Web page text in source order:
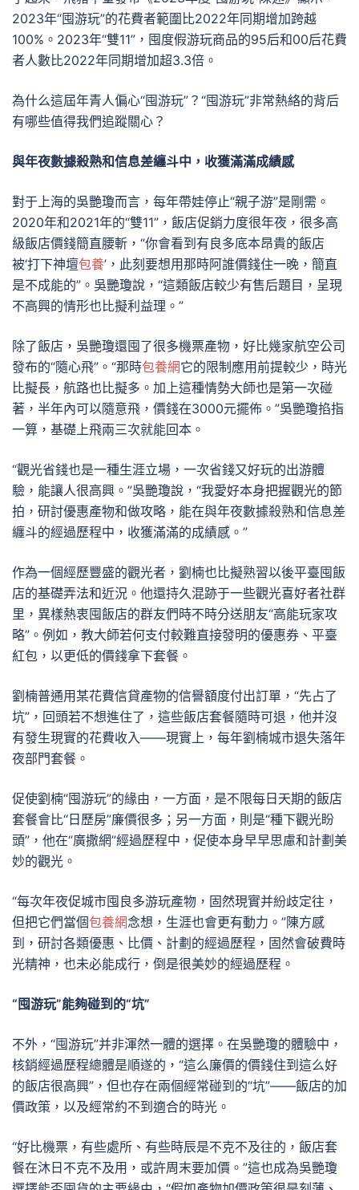
2023年“囤游玩”的花費者範圍比2022年同期增加跨越
100%。2023年“雙11”，囤度假游玩商品的95后和00后花費
者人數比2022年同期增加超3.3倍。
為什么這屆年青人偏心“囤游玩”？“囤游玩”非常熱絡的背后
有哪些值得我們追蹤關心？
與年夜數據殺熟和信息差纏斗中，收獲滿滿成績感
對于上海的吳艷瓊而言，每年帶娃停止“親子游”是剛需。
2020年和2021年的“雙11”，飯店促銷力度很年夜，很多高
級飯店價錢簡直腰斬，“你會看到有良多底本昂貴的飯店
被‘打下神壇包養’，此刻要想用那時阿誰價錢住一晚，簡直
是不成能的”。吳艷瓊說，“這類飯店較少有售后題目，呈現
不高興的情形也比擬利益理。”
除了飯店，吳艷瓊還囤了很多機票產物，好比幾家航空公司
發布的“隨心飛”。“那時包養網它的限制應用前提較少，時光
比擬長，航路也比擬多。加上這種情勢大師也是第一次碰
著，半年內可以隨意飛，價錢在3000元擺佈。”吳艷瓊掐指
一算，基礎上飛兩三次就能回本。
“觀光省錢也是一種生涯立場，一次省錢又好玩的出游體
驗，能讓人很高興。”吳艷瓊說，“我愛好本身把握觀光的節
拍，研討優惠產物和做攻略，能在與年夜數據殺熟和信息差
纏斗的經過歷程中，收獲滿滿的成績感。”
作為一個經歷豐盛的觀光者，劉楠也比擬熟習以後平臺囤飯
店的基礎弄法和近況。他還持久混跡于一些觀光喜好者社群
里，異樣熱衷囤飯店的群友們時不時分送朋友“高能玩家攻
略”。例如，教大師若何支付較難直接發明的優惠券、平臺
紅包，以更低的價錢拿下套餐。
劉楠普通用某花費信貸產物的信譽額度付出訂單，“先占了
坑”，回頭若不想進住了，這些飯店套餐隨時可退，他并沒
有發生現實的花費收入——現實上，每年劉楠城市退失落年
夜部門套餐。
促使劉楠“囤游玩”的緣由，一方面，是不限每日天期的飯店
套餐會比“日歷房”廉價很多；另一方面，則是“種下觀光盼
頭”，他在“廣撒網”經過歷程中，促使本身早早思慮和計劃美
妙的觀光。
“每次年夜促城市囤良多游玩產物，固然現實并紛歧定往，
但把它們當個包養網念想，生涯也會更有動力。”陳方感
到，研討各類優惠、比價、計劃的經過歷程，固然會破費時
光精神，也未必能成行，倒是很美妙的經過歷程。
“囤游玩”能夠碰到的“坑”
不外，“囤游玩”并非渾然一體的選擇。在吳艷瓊的體驗中，
核銷經過歷程總體是順遂的，“這么廉價的價錢住到這么好
的飯店很高興”，但也存在兩個經常碰到的“坑”——飯店的加
價政策，以及經常約不到適合的時光。
“好比機票，有些處所、有些時辰是不克不及往的，飯店套
餐在沐日不克不及用，或許周末要加價。”這也成為吳艷瓊